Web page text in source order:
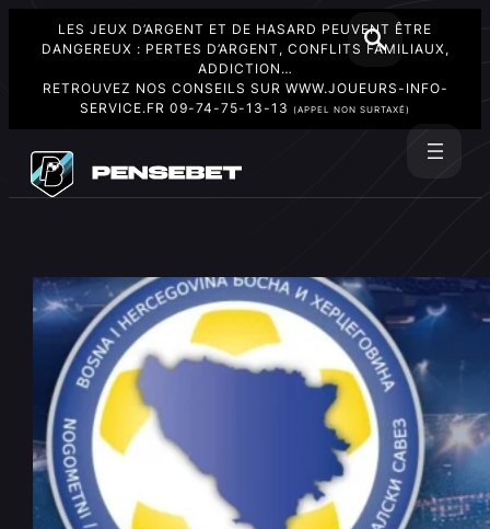
LES JEUX D’ARGENT ET DE HASARD PEUVENT ÊTRE
DANGEREUX : PERTES D’ARGENT, CONFLITS FAMILIAUX,
ADDICTION…
RETROUVEZ NOS CONSEILS SUR WWW.JOUEURS-INFO-
SERVICE.FR 09-74-75-13-13 (APPEL NON SURTAXÉ)
contenu